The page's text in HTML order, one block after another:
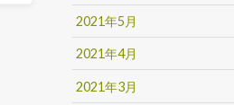
2021年5月
2021年4月
2021年3月